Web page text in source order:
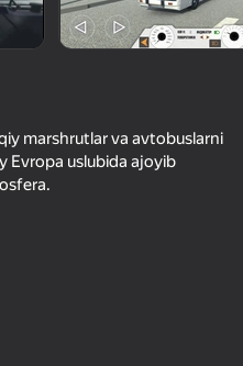
marshrutlar va avtobuslarni
Evropa uslubida ajoyib
harakati